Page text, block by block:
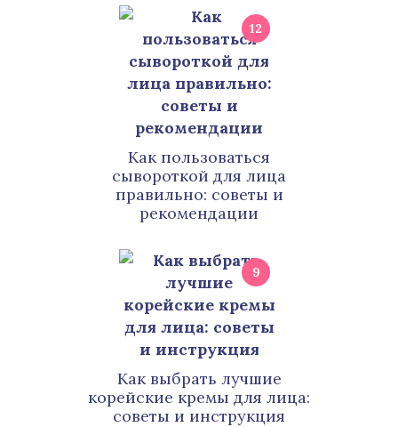
12
Как пользоваться
сывороткой для лица
правильно: советы и
рекомендации
9
Как выбрать лучшие
корейские кремы для лица:
советы и инструкция